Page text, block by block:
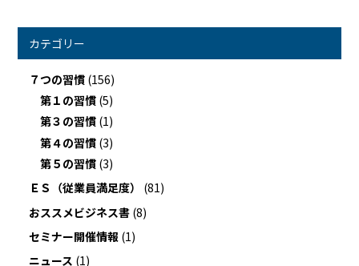
カテゴリー
７つの習慣 (156)
第１の習慣 (5)
第３の習慣 (1)
第４の習慣 (3)
第５の習慣 (3)
ＥＳ（従業員満足度）
(81)
おススメビジネス書 (8)
セミナー開催情報 (1)
ニュース (1)